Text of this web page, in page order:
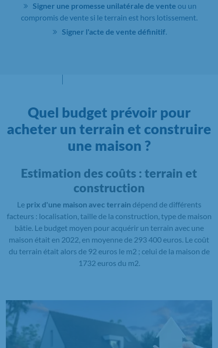
Signer une promesse unilatérale de vente ou un
compromis de vente si le terrain est hors lotissement.
Signer l'acte de vente définitif
Quel budget prévoir pour
acheter un terrain et construire
une maison ?
Estimation des coûts : terrain et
construction
Le prix d'une maison avec terrain dépend de différents
facteurs : localisation, taille de la construction, type de maison
bâtie. Le budget moyen pour acquérir un terrain avec une
maison était en 2022, en moyenne de 293 400 euros. Le coût
du terrain était alors de 92 euros le m2 ; celui de la maison de
1732 euros du m2.